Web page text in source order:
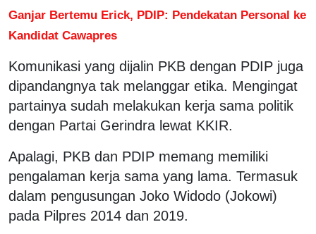
Ganjar Bertemu Erick, PDIP: Pendekatan Personal ke
Kandidat Cawapres
Komunikasi yang dijalin PKB dengan PDIP juga
dipandangnya tak melanggar etika. Mengingat
partainya sudah melakukan kerja sama politik
dengan Partai Gerindra lewat KKIR.
Apalagi, PKB dan PDIP memang memiliki
pengalaman kerja sama yang lama. Termasuk
dalam pengusungan Joko Widodo (Jokowi)
pada Pilpres 2014 dan 2019.